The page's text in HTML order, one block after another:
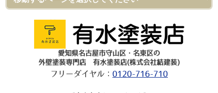
愛知県名古屋市守山区・名東区の
外壁塗装専門店 有水塗装店(株式会社結建装)
フリーダイヤル： 0120-716-710